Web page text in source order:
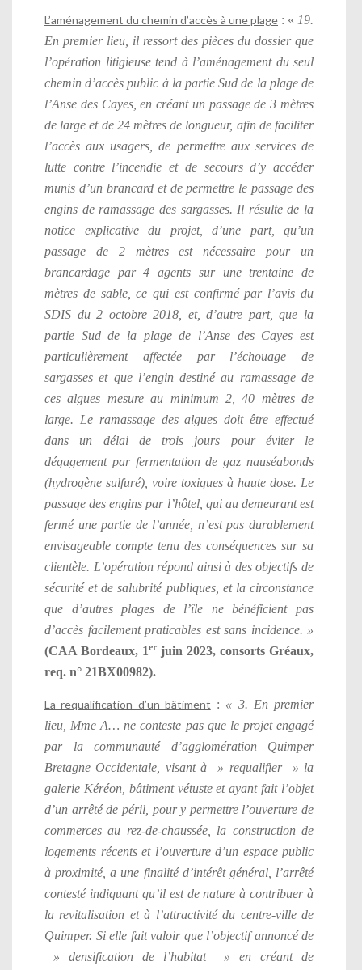
L’aménagement du chemin d’accès à une plage : « 19.
En premier lieu, il ressort des pièces du dossier que
l’opération litigieuse tend à l’aménagement du seul
chemin d’accès public à la partie Sud de la plage de
l’Anse des Cayes, en créant un passage de 3 mètres
de large et de 24 mètres de longueur, afin de faciliter
l’accès aux usagers, de permettre aux services de
lutte contre l’incendie et de secours d’y accéder
munis d’un brancard et de permettre le passage des
engins de ramassage des sargasses. Il résulte de la
notice explicative du projet, d’une part, qu’un
passage de 2 mètres est nécessaire pour un
brancardage par 4 agents sur une trentaine de
mètres de sable, ce qui est confirmé par l’avis du
SDIS du 2 octobre 2018, et, d’autre part, que la
partie Sud de la plage de l’Anse des Cayes est
particulièrement affectée par l’échouage de
sargasses et que l’engin destiné au ramassage de
ces algues mesure au minimum 2, 40 mètres de
large. Le ramassage des algues doit être effectué
dans un délai de trois jours pour éviter le
dégagement par fermentation de gaz nauséabonds
(hydrogène sulfuré), voire toxiques à haute dose. Le
passage des engins par l’hôtel, qui au demeurant est
fermé une partie de l’année, n’est pas durablement
envisageable compte tenu des conséquences sur sa
clientèle. L’opération répond ainsi à des objectifs de
sécurité et de salubrité publiques, et la circonstance
que d’autres plages de l’île ne bénéficient pas
d’accès facilement praticables est sans incidence. »
(CAA Bordeaux, 1er juin 2023, consorts Gréaux,
req. n° 21BX00982).
La requalification d’un bâtiment : « 3. En premier
lieu, Mme A… ne conteste pas que le projet engagé
par la communauté d’agglomération Quimper
Bretagne Occidentale, visant à » requalifier » la
galerie Kéréon, bâtiment vétuste et ayant fait l’objet
d’un arrêté de péril, pour y permettre l’ouverture de
commerces au rez-de-chaussée, la construction de
logements récents et l’ouverture d’un espace public
à proximité, a une finalité d’intérêt général, l’arrêté
contesté indiquant qu’il est de nature à contribuer à
la revitalisation et à l’attractivité du centre-ville de
Quimper. Si elle fait valoir que l’objectif annoncé de
» densification de l’habitat » en créant de